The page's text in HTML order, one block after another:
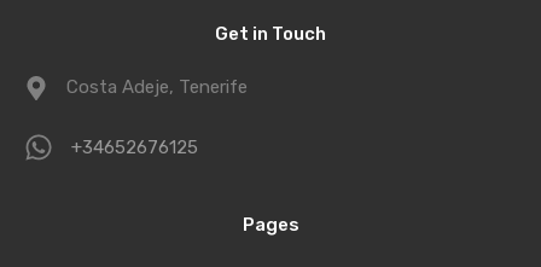
Get in Touch
Costa Adeje, Tenerife
+34652676125
Pages